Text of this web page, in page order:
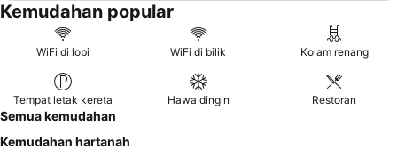
Kemudahan popular
WiFi di lobi WiFi di bilik Kolam renang
Tempat letak kereta Hawa dingin Restoran
Semua kemudahan
Kemudahan hartanah